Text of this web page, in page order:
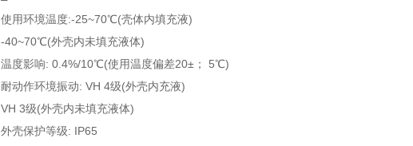
使用环境温度:-25~70℃(壳体内填充液)
-40~70℃(外壳内未填充液体)
温度影响: 0.4%/10℃(使用温度偏差20±； 5℃)
耐动作环境振动: VH 4级(外壳内充液)
VH 3级(外壳内未填充液体)
外壳保护等级: IP65